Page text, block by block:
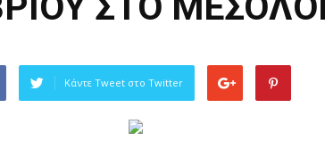
Κάντε Tweet στο Twitter